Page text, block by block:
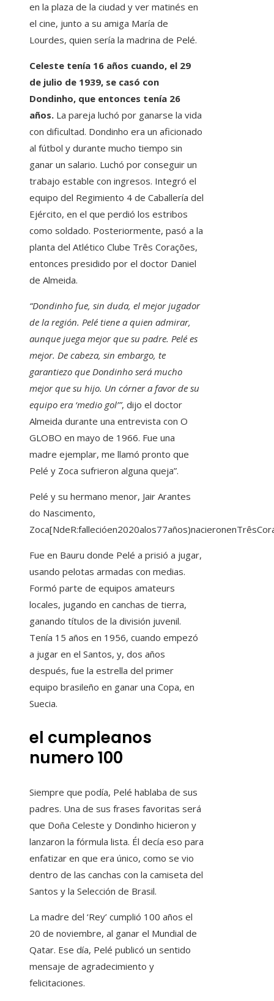
en la plaza de la ciudad y ver matinés en
el cine, junto a su amiga María de
Lourdes, quien sería la madrina de Pelé.
Celeste tenía 16 años cuando, el 29
de julio de 1939, se casó con
Dondinho, que entonces tenía 26
años. La pareja luchó por ganarse la vida
con dificultad. Dondinho era un aficionado
al fútbol y durante mucho tiempo sin
ganar un salario. Luchó por conseguir un
trabajo estable con ingresos. Integró el
equipo del Regimiento 4 de Caballería del
Ejército, en el que perdió los estribos
como soldado. Posteriormente, pasó a la
planta del Atlético Clube Três Corações,
entonces presidido por el doctor Daniel
de Almeida.
“Dondinho fue, sin duda, el mejor jugador
de la región. Pelé tiene a quien admirar,
aunque juega mejor que su padre. Pelé es
mejor. De cabeza, sin embargo, te
garantiezo que Dondinho será mucho
mejor que su hijo. Un córner a favor de su
equipo era ‘medio gol’”, dijo el doctor
Almeida durante una entrevista con O
GLOBO en mayo de 1966. Fue una
madre ejemplar, me llamó pronto que
Pelé y Zoca sufrieron alguna queja”.
Pelé y su hermano menor, Jair Arantes
do Nascimento,
Fue en Bauru donde Pelé a prisió a jugar,
usando pelotas armadas con medias.
Formó parte de equipos amateurs
locales, jugando en canchas de tierra,
ganando títulos de la división juvenil.
Tenía 15 años en 1956, cuando empezó
a jugar en el Santos, y, dos años
después, fue la estrella del primer
equipo brasileño en ganar una Copa, en
Suecia.
el cumpleanos
numero 100
Siempre que podía, Pelé hablaba de sus
padres. Una de sus frases favoritas será
que Doña Celeste y Dondinho hicieron y
lanzaron la fórmula lista. Él decía eso para
enfatizar en que era único, como se vio
dentro de las canchas con la camiseta del
Santos y la Selección de Brasil.
La madre del ‘Rey’ cumplió 100 años el
20 de noviembre, al ganar el Mundial de
Qatar. Ese día, Pelé publicó un sentido
mensaje de agradecimiento y
felicitaciones.